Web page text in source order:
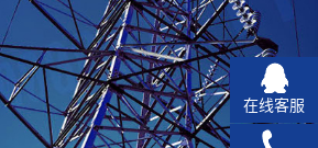
在线客服